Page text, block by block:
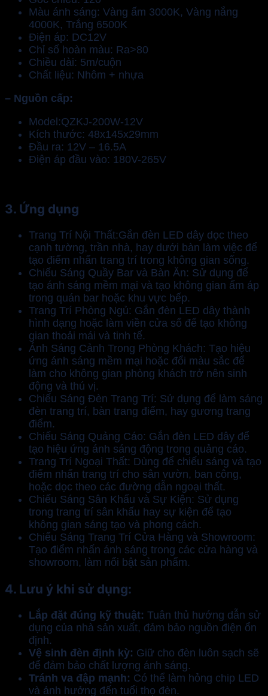
Màu ánh sáng: Vàng ấm 3000K, Vàng nắng
4000K, Trắng 6500K
Điện áp: DC12V
Chỉ số hoàn màu: Ra>80
Chiều dài: 5m/cuộn
Chất liệu: Nhôm + nhựa
– Nguồn cấp:
Model:QZKJ-200W-12V
Kích thước: 48x145x29mm
Đầu ra: 12V – 16.5A
Điện áp đầu vào: 180V-265V
3. Ứng dụng
Trang Trí Nội Thất:Gắn đèn LED dây dọc theo
cạnh tường, trần nhà, hay dưới bàn làm việc để
tạo điểm nhấn trang trí trong không gian sống.
Chiếu Sáng Quầy Bar và Bàn Ăn: Sử dụng để
tạo ánh sáng mềm mại và tạo không gian ấm áp
trong quán bar hoặc khu vực bếp.
Trang Trí Phòng Ngủ: Gắn đèn LED dây thành
hình dạng hoặc làm viền cửa sổ để tạo không
gian thoải mái và tinh tế.
Ánh Sáng Cảnh Trong Phòng Khách: Tạo hiệu
ứng ánh sáng mềm mại hoặc đổi màu sắc để
làm cho không gian phòng khách trở nên sinh
động và thú vị.
Chiếu Sáng Đèn Trang Trí: Sử dụng để làm sáng
đèn trang trí, bàn trang điểm, hay gương trang
điểm.
Chiếu Sáng Quảng Cáo: Gắn đèn LED dây để
tạo hiệu ứng ánh sáng động trong quảng cáo.
Trang Trí Ngoại Thất: Dùng để chiếu sáng và tạo
điểm nhấn trang trí cho sân vườn, ban công,
hoặc dọc theo các đường dẫn ngoại thất.
Chiếu Sáng Sân Khấu và Sự Kiện: Sử dụng
trong trang trí sân khấu hay sự kiện để tạo
không gian sáng tạo và phong cách.
Chiếu Sáng Trang Trí Cửa Hàng và Showroom:
Tạo điểm nhấn ánh sáng trong các cửa hàng và
showroom, làm nổi bật sản phẩm.
4. Lưu ý khi sử dụng:
Lắp đặt đúng kỹ thuật: Tuân thủ hướng dẫn sử
dụng của nhà sản xuất, đảm bảo nguồn điện ổn
định.
Vệ sinh đèn định kỳ: Giữ cho đèn luôn sạch sẽ
để đảm bảo chất lượng ánh sáng.
Tránh va đập mạnh: Có thể làm hỏng chip LED
và ảnh hưởng đến tuổi thọ đèn.